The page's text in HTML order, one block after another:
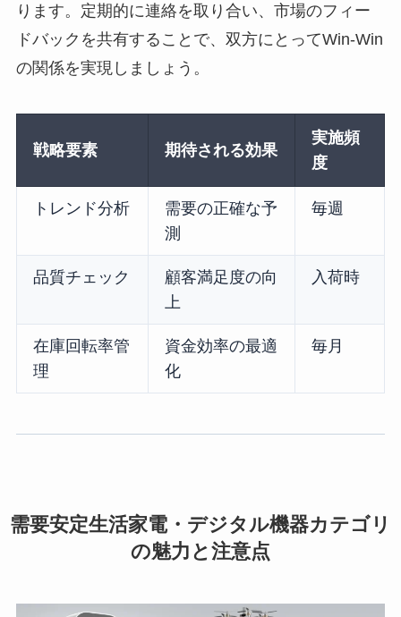
ります。定期的に連絡を取り合い、市場のフィー
ドバックを共有することで、双方にとってWin-Win
の関係を実現しましょう。
戦略要素 期待される効果
実施頻
度
トレンド分析
需要の正確な予
測
毎週
品質チェック
顧客満足度の向
上
入荷時
在庫回転率管
理
資金効率の最適
化
毎月
需要安定生活家電・デジタル機器カテゴリ
の魅力と注意点